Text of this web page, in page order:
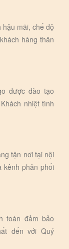
mãi, chế độ
hàng thân
được đào tạo
nhiệt tình
tận nơi tại nội
kênh phân phối
toán đảm bảo
đến với Quý